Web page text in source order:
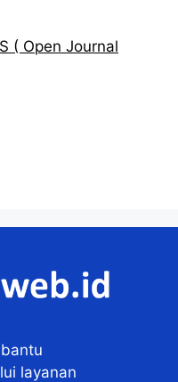
( Open Journal
layanan